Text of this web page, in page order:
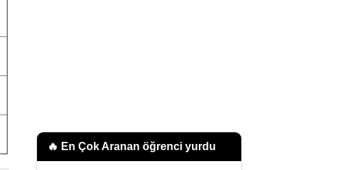
🔥 En Çok Aranan öğrenci yurdu